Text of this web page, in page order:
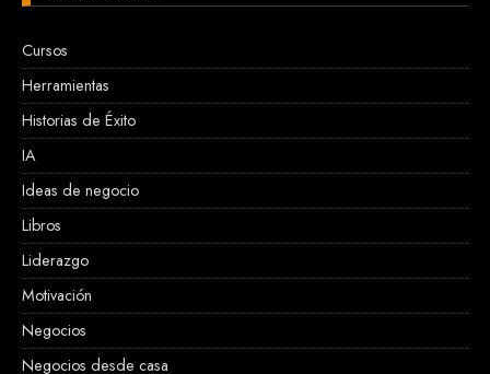
Cursos
Herramientas
Historias de Éxito
IA
Ideas de negocio
Libros
Liderazgo
Motivación
Negocios
Negocios desde casa